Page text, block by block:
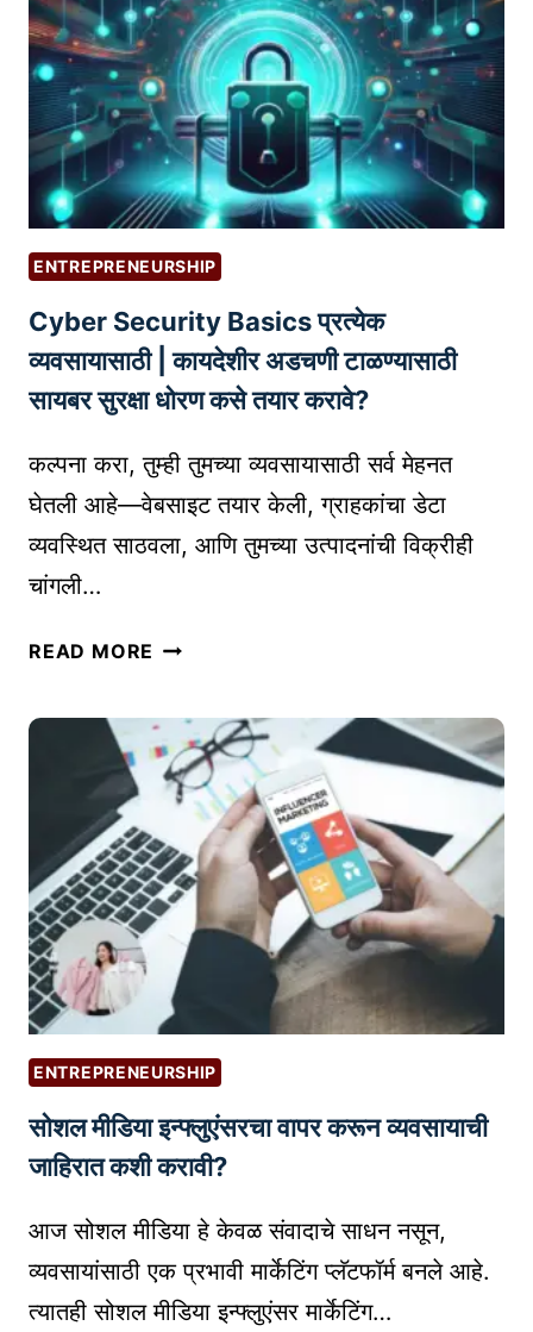
ENTREPRENEURSHIP
Cyber Security Basics प्रत्येक
व्यवसायासाठी | कायदेशीर अडचणी टाळण्यासाठी
सायबर सुरक्षा धोरण कसे तयार करावे?
कल्पना करा, तुम्ही तुमच्या व्यवसायासाठी सर्व मेहनत
घेतली आहे—वेबसाइट तयार केली, ग्राहकांचा डेटा
व्यवस्थित साठवला, आणि तुमच्या उत्पादनांची विक्रीही
चांगली…
READ MORE C
E
R
E
C
U
R
Y
B
A
S
I
S
त्ये
क
ENTREPRENEURSHIP
सोशल मीडिया इन्फ्लुएंसरचा वापर करून व्यवसायाची
जाहिरात कशी करावी?
आज सोशल मीडिया हे केवळ संवादाचे साधन नसून,
व्यवसायांसाठी एक प्रभावी मार्केटिंग प्लॅटफॉर्म बनले आहे.
त्यातही सोशल मीडिया इन्फ्लुएंसर मार्केटिंग…